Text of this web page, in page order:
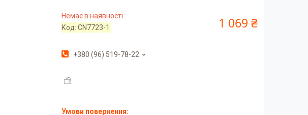
Немає в наявності
Код:CN7723-1 1 069 ₴
+380 (96) 519-78-22